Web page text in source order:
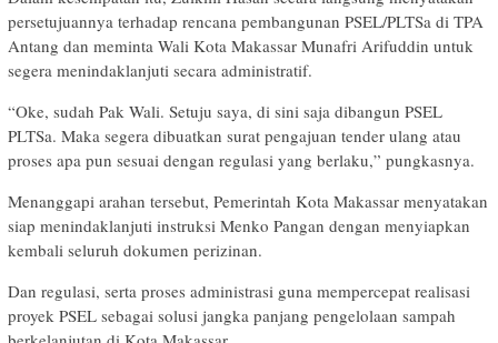
persetujuannya terhadap rencana pembangunan PSEL/PLTSa di TPA
Antang dan meminta Wali Kota Makassar Munafri Arifuddin untuk
segera menindaklanjuti secara administratif.
“Oke, sudah Pak Wali. Setuju saya, di sini saja dibangun PSEL
PLTSa. Maka segera dibuatkan surat pengajuan tender ulang atau
proses apa pun sesuai dengan regulasi yang berlaku,” pungkasnya.
Menanggapi arahan tersebut, Pemerintah Kota Makassar menyatakan
siap menindaklanjuti instruksi Menko Pangan dengan menyiapkan
kembali seluruh dokumen perizinan.
Dan regulasi, serta proses administrasi guna mempercepat realisasi
proyek PSEL sebagai solusi jangka panjang pengelolaan sampah